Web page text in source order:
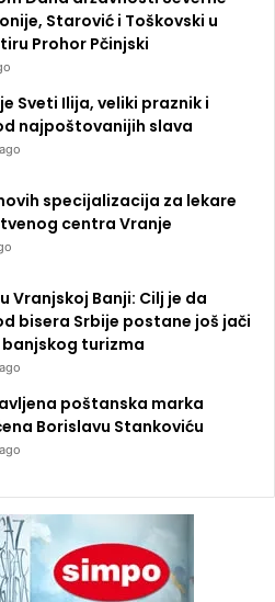
Starović i Toškovski u
Prohor Pčinjski
Sveti Ilija, veliki praznik i
najpoštovanijih slava
specijalizacija za lekare
centra Vranje
Vranjskoj Banji: Cilj je da
bisera Srbije postane još jači
turizma
poštanska marka
Borislavu Stankoviću